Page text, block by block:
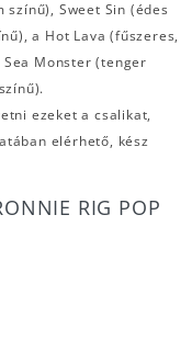
Sweet Sin (édes
a Hot Lava (fűszeres,
Monster (tenger
ezeket a csalikat,
elérhető, kész
RIG POP